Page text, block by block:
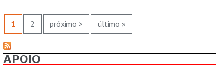
PÁGINAS
1 2 próximo > último »
APOIO